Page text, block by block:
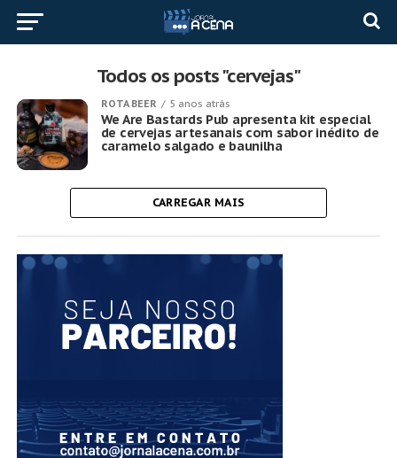
Todos os posts "cervejas"
ROTA BEER 5 anos atrás
We Are Bastards Pub apresenta kit especial
de cervejas artesanais com sabor inédito de
caramelo salgado e baunilha
CARREGAR MAIS